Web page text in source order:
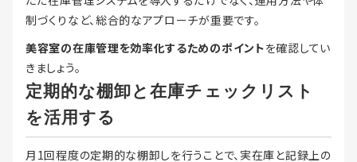
制づくりなど、総合的なアプローチが重要です。
美容室の在庫管理を効率化するためのポイントを確認してい
きましょう。
定期的な棚卸と在庫チェックリスト
を活用する
月1回程度の定期的な棚卸しを行うことで、実在庫と記録上の